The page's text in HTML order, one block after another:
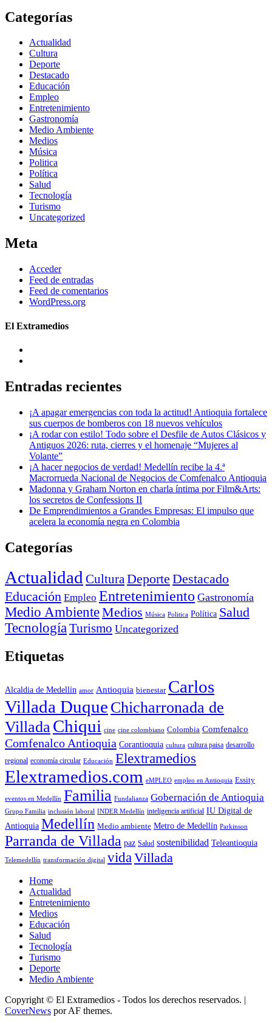
Categorías
Actualidad
Cultura
Deporte
Destacado
Educación
Empleo
Entretenimiento
Gastronomía
Medio Ambiente
Medios
Música
Politica
Política
Salud
Tecnología
Turismo
Uncategorized
Meta
Acceder
Feed de entradas
Feed de comentarios
WordPress.org
El Extramedios
Entradas recientes
¡A apagar emergencias con toda la actitud! Antioquia fortalece
sus cuerpos de bomberos con 18 nuevos vehículos
¡A rodar con estilo! Todo sobre el Desfile de Autos Clásicos y
Antiguos 2026: ruta, cierres y el homenaje “Mujeres al
Volante”
¡A hacer negocios de verdad! Medellín recibe la 4.ª
Macrorrueda Nacional de Negocios de Comfenalco Antioquia
Madonna y Graham Norton en charla íntima por Film&Arts:
los secretos de Confessions II
De Emprendimientos a Grandes Empresas: El impulso que
acelera la economía negra en Colombia
Categorías
Actualidad CulturaDeporte Destacado
Educación Empleo Entretenimiento Gastronomía
Medio AmbienteMedios Música Politica Política Salud
TecnologíaTurismo Uncategorized
Etiquetas
Alcaldia de Medellín amor Antioquia bienestar Carlos
Villada Duque Chicharronada de
VilladaChiqui cine cine colombiano Colombia Comfenalco
Comfenalco Antioquia Corantioquia cultura cultura paisa desarrollo
regional economía circular Educación Elextramedios
Elextramedios.com eMPLEO empleo en Antioquia Essity
eventos en Medellín Familia Fundalianza Gobernación de Antioquia
Grupo Familia inclusión laboral INDER Medellín inteligencia artificial IU Digital de
Antioquia Medellín Medio ambiente Metro de Medellín Parkinson
Parranda de Villada paz Salud sostenibilidad Teleantioquia
Telemedellín transformación digital vidaVillada
Home
Actualidad
Entretenimiento
Medios
Educación
Salud
Tecnología
Turismo
Deporte
Medio Ambiente
Copyright © El Extramedios - Todos los derechos reservados. |
CoverNews por AF themes.